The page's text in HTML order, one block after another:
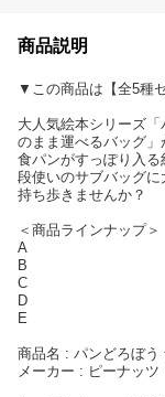
商品説明
▼この商品は【全5種
大人気絵本シリーズ
のまま運べるバッグ」
食パンがすっぽり入
段使いのサブバッグに
持ち歩きませんか？
＜商品ラインナップ＞
A
B
C
D
E
商品名 : パンどろぼう
メーカー : ピーナッツ